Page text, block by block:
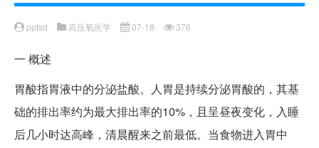
pptsd 高压氧医学 07-18 376
一 概述
胃酸指胃液中的分泌盐酸。人胃是持续分泌胃酸的，其基
础的排出率约为最大排出率的10%，且呈昼夜变化，入睡
后几小时达高峰，清晨醒来之前最低。当食物进入胃中